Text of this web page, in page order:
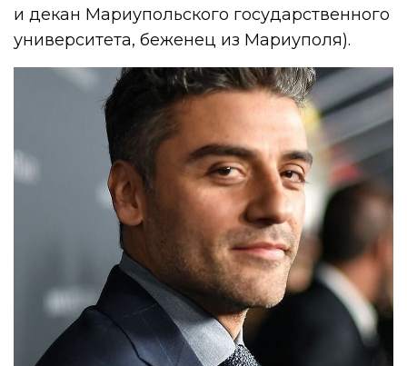
и декан Мариупольского государственного
университета, беженец из Мариуполя).